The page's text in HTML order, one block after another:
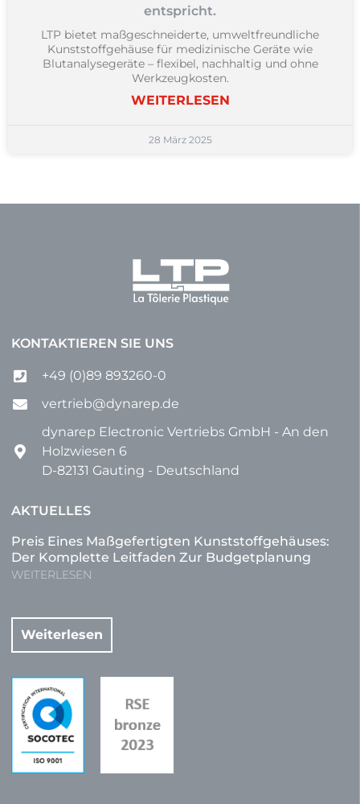
entspricht.
LTP bietet maßgeschneiderte, umweltfreundliche
Kunststoffgehäuse für medizinische Geräte wie
Blutanalysegeräte – flexibel, nachhaltig und ohne
Werkzeugkosten.
WEITERLESEN
28 März 2025
KONTAKTIEREN SIE UNS
+49 (0)89 893260-0
vertrieb@dynarep.de
dynarep Electronic Vertriebs GmbH - An den
Holzwiesen 6
D-82131 Gauting - Deutschland
AKTUELLES
Preis Eines Maßgefertigten Kunststoffgehäuses:
Der Komplette Leitfaden Zur Budgetplanung
WEITERLESEN
Weiterlesen